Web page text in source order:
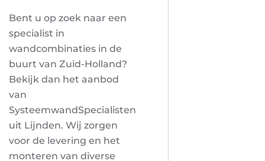
Bent u op zoek naar een
specialist in
wandcombinaties in de
buurt van Zuid-Holland?
Bekijk dan het aanbod
van
SysteemwandSpecialisten
uit Lijnden. Wij zorgen
voor de levering en het
monteren van diverse